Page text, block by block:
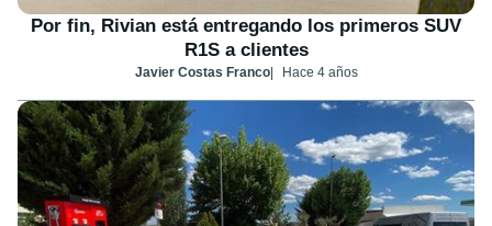
Por fin, Rivian está entregando los primeros SUV
R1S a clientes
Javier Costas Franco Hace 4 años